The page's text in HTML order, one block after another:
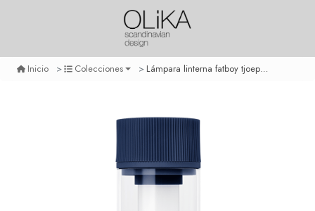
Inicio Colecciones Lámpara linterna fatboy tjoepke - grey blue